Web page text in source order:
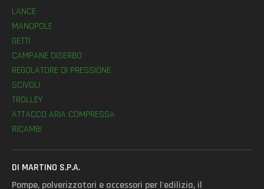
LANCE
MANOPOLE
GETTI
CAMPANE DISERBO
REGOLATORE DI PRESSIONE
SCIVOLI
TROLLEY
ATTACCO ARIA COMPRESSA
RICAMBI
DI MARTINO S.P.A.
Pompe, polverizzatori e accessori per l'edilizia, il